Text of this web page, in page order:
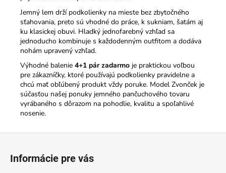
Jemný lem drží podkolienky na mieste bez zbytočného
sťahovania, preto sú vhodné do práce, k sukniam, šatám aj
ku klasickej obuvi. Hladký jednofarebný vzhľad sa
jednoducho kombinuje s každodenným outfitom a dodáva
nohám upravený vzhľad.
Výhodné balenie 4+1 pár zadarmo je praktickou voľbou
pre zákazníčky, ktoré používajú podkolienky pravidelne a
chcú mať obľúbený produkt vždy poruke. Model Zvonček je
súčasťou našej ponuky jemného pančuchového tovaru
vyrábaného s dôrazom na pohodlie, kvalitu a spoľahlivé
nosenie.
Informácie pre vás